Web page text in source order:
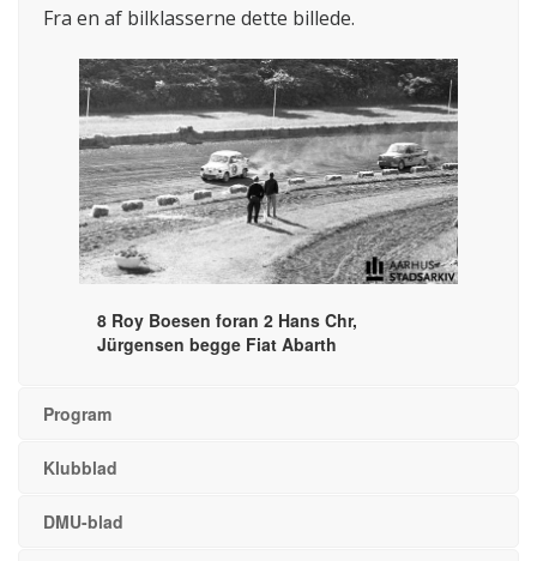
Fra en af bilklasserne dette billede.
8 Roy Boesen foran 2 Hans Chr,
Jürgensen begge Fiat Abarth
Program
Klubblad
DMU-blad